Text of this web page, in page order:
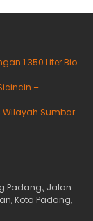
1.350 Liter Bio
–
Wilayah Sumbar
Padang,, Jalan
Kota Padang,